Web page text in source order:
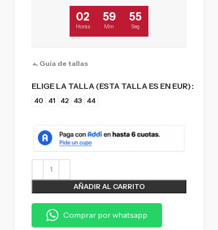
02
Horas
59
Min
53
Seg
Guía de tallas
ELIGE LA TALLA (ESTA TALLA ES EN EUR)
40 41 42 43 44
AÑADIR AL CARRITO
Comprar por whatsapp